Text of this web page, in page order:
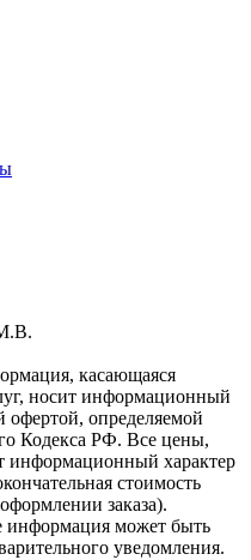
касающаяся
носит информационный
офертой, определяемой
Кодекса РФ. Все цены,
информационный характер
стоимость
заказа).
информация может быть
уведомления.